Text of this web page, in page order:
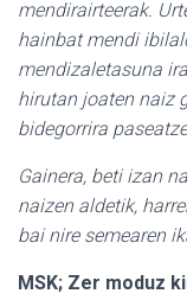
mendirairteerak.
hainbat mendi
mendizaletasuna
hirutan joaten naiz
bidegorrira
Gainera, beti izan
naizen aldetik,
bai nire semearen
MSK; Zer moduz